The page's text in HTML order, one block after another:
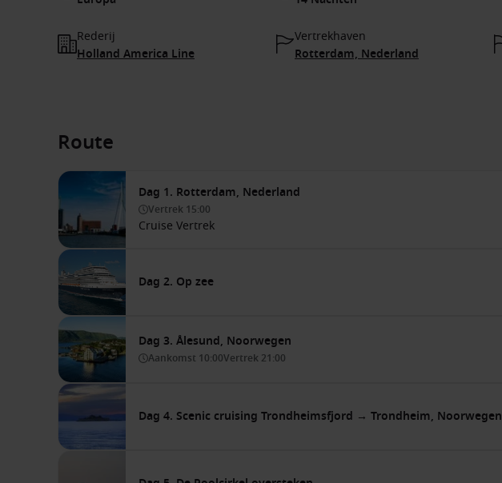
Rederij
Holland America Line
Vertrekhaven
Rotterdam, Nederland
Route
Dag 1. Rotterdam, Nederland
Vertrek 15:00
Cruise Vertrek
Dag 2. Op zee
Dag 3. Ålesund, Noorwegen
Aankomst 10:00Vertrek 21:00
Dag 4. Scenic cruising Trondheimsfjord → Trondheim, Noorwegen